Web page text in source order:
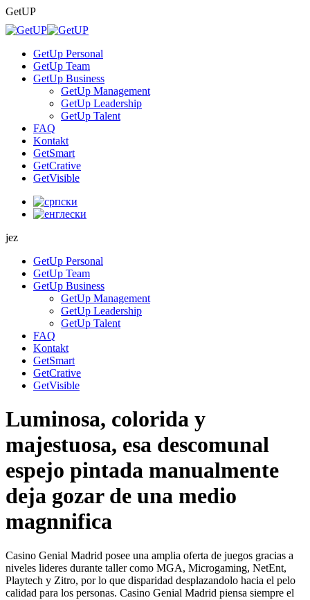
Skip
to
content
GetUP
GetUp Personal
GetUp Team
GetUp Business
GetUp Management
GetUp Leadership
GetUp Talent
FAQ
Kontakt
GetSmart
GetCrative
GetVisible
jez
GetUp Personal
GetUp Team
GetUp Business
GetUp Management
GetUp Leadership
GetUp Talent
FAQ
Kontakt
GetSmart
GetCrative
GetVisible
Luminosa, colorida y
majestuosa, esa descomunal
espejo pintada manualmente
deja gozar de una medio
magnnifica
Casino Genial Madrid posee una amplia oferta de juegos gracias a
niveles lideres durante taller como MGA, Microgaming, NetEnt,
Playtech y Zitro, por lo que disparidad desplazandolo hacia el pelo
calidad para los personas. Casino Genial Madrid piensa siempre el